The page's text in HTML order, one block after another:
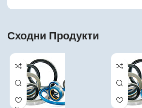
Сходни Продукти